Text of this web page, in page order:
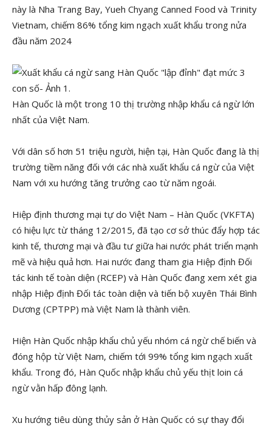
này là Nha Trang Bay, Yueh Chyang Canned Food và Trinity
Vietnam, chiếm 86% tổng kim ngạch xuất khẩu trong nửa
đầu năm 2024
Hàn Quốc là một trong 10 thị trường nhập khẩu cá ngừ lớn
nhất của Việt Nam.
Với dân số hơn 51 triệu người, hiện tại, Hàn Quốc đang là thị
trường tiềm năng đối với các nhà xuất khẩu cá ngừ của Việt
Nam với xu hướng tăng trưởng cao từ năm ngoái.
Hiệp định thương mại tự do Việt Nam – Hàn Quốc (VKFTA)
có hiệu lực từ tháng 12/2015, đã tạo cơ sở thúc đẩy hợp tác
kinh tế, thương mại và đầu tư giữa hai nước phát triển mạnh
mẽ và hiệu quả hơn. Hai nước đang tham gia Hiệp định Đối
tác kinh tế toàn diện (RCEP) và Hàn Quốc đang xem xét gia
nhập Hiệp định Đối tác toàn diện và tiến bộ xuyên Thái Bình
Dương (CPTPP) mà Việt Nam là thành viên.
Hiện Hàn Quốc nhập khẩu chủ yếu nhóm cá ngừ chế biến và
đóng hộp từ Việt Nam, chiếm tới 99% tổng kim ngạch xuất
khẩu. Trong đó, Hàn Quốc nhập khẩu chủ yếu thịt loin cá
ngừ vằn hấp đông lạnh.
Xu hướng tiêu dùng thủy sản ở Hàn Quốc có sự thay đổi